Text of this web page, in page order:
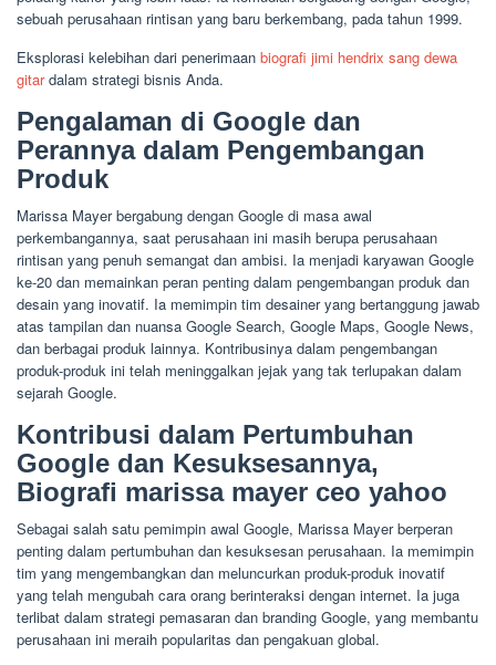
sebuah perusahaan rintisan yang baru berkembang, pada tahun 1999.
Eksplorasi kelebihan dari penerimaan biografi jimi hendrix sang dewa
gitardalam strategi bisnis Anda.
Pengalaman di Google dan
Perannya dalam Pengembangan
Produk
Marissa Mayer bergabung dengan Google di masa awal
perkembangannya, saat perusahaan ini masih berupa perusahaan
rintisan yang penuh semangat dan ambisi. Ia menjadi karyawan Google
ke-20 dan memainkan peran penting dalam pengembangan produk dan
desain yang inovatif. Ia memimpin tim desainer yang bertanggung jawab
atas tampilan dan nuansa Google Search, Google Maps, Google News,
dan berbagai produk lainnya. Kontribusinya dalam pengembangan
produk-produk ini telah meninggalkan jejak yang tak terlupakan dalam
sejarah Google.
Kontribusi dalam Pertumbuhan
Google dan Kesuksesannya,
Biografi marissa mayer ceo yahoo
Sebagai salah satu pemimpin awal Google, Marissa Mayer berperan
penting dalam pertumbuhan dan kesuksesan perusahaan. Ia memimpin
tim yang mengembangkan dan meluncurkan produk-produk inovatif
yang telah mengubah cara orang berinteraksi dengan internet. Ia juga
terlibat dalam strategi pemasaran dan branding Google, yang membantu
perusahaan ini meraih popularitas dan pengakuan global.